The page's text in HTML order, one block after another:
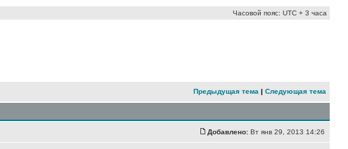
Часовой пояс: UTC + 3 часа
Предыдущая тема | Следующая тема
Добавлено: Вт янв 29, 2013 14:26